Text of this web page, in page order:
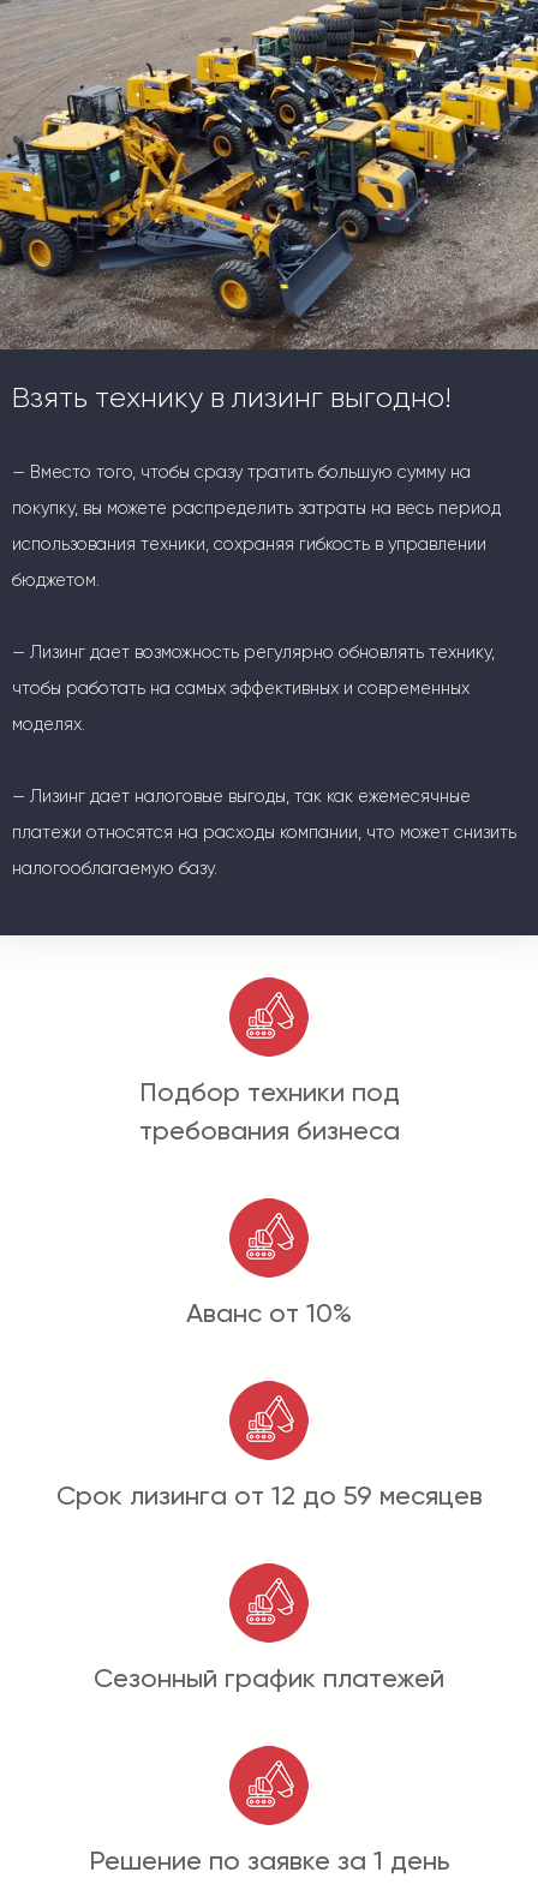
Взять технику в лизинг выгодно!
— Вместо того, чтобы сразу тратить большую сумму на
покупку, вы можете распределить затраты на весь период
использования техники, сохраняя гибкость в управлении
бюджетом.
— Лизинг дает возможность регулярно обновлять технику,
чтобы работать на самых эффективных и современных
моделях.
— Лизинг дает налоговые выгоды, так как ежемесячные
платежи относятся на расходы компании, что может снизить
налогооблагаемую базу.
Подбор техники под
требования бизнеса
Аванс от 10%
Срок лизинга от 12 до 59 месяцев
Сезонный график платежей
Решение по заявке за 1 день